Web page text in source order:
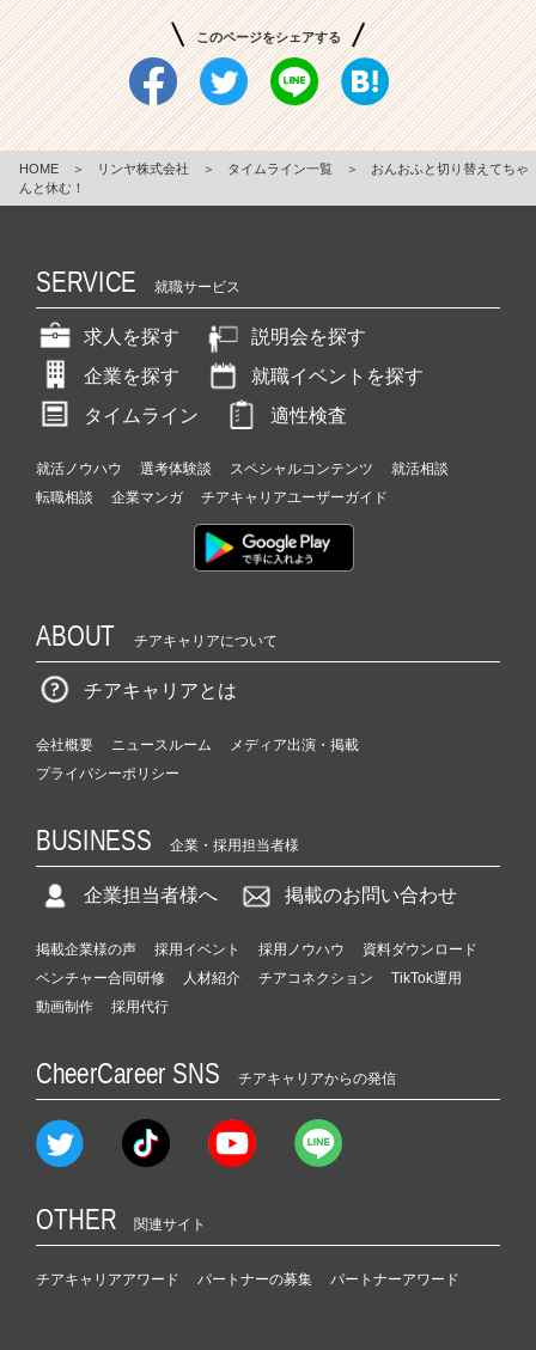
このページをシェアする
HOME ＞ リンヤ株式会社 ＞ タイムライン一覧 ＞
おんおふと切り替えてちゃ
んと休む！
SERVICE 就職サービス
求人を探す
説明会を探す
企業を探す
就職イベントを探す
タイムライン
適性検査
就活ノウハウ 選考体験談 スペシャルコンテンツ
就活相談
転職相談
企業マンガ チアキャリアユーザーガイド
ABOUT チアキャリアについて
チアキャリアとは
会社概要 ニュースルーム
メディア出演・掲載
プライバシーポリシー
BUSINESS 企業・採用担当者様
企業担当者様へ 掲載のお問い合わせ
掲載企業様の声 採用イベント 採用ノウハウ
資料ダウンロード
ベンチャー合同研修
人材紹介 チアコネクション
TikTok運用
動画制作
採用代行
CheerCareer SNS チアキャリアからの発信
OTHER 関連サイト
チアキャリアアワード パートナーの募集 パートナーアワード